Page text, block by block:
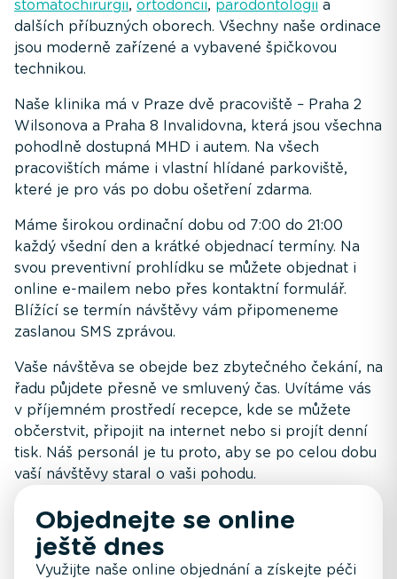
stomatochirurgii, ortodoncii, parodontologii a
dalších příbuzných oborech. Všechny naše ordinace
jsou moderně zařízené a vybavené špičkovou
technikou.
Naše klinika má v Praze dvě pracoviště – Praha 2
Wilsonova a Praha 8 Invalidovna, která jsou všechna
pohodlně dostupná MHD i autem. Na všech
pracovištích máme i vlastní hlídané parkoviště,
které je pro vás po dobu ošetření zdarma.
Máme širokou ordinační dobu od 7:00 do 21:00
každý všední den a krátké objednací termíny. Na
svou preventivní prohlídku se můžete objednat i
online e-mailem nebo přes kontaktní formulář.
Blížící se termín návštěvy vám připomeneme
zaslanou SMS zprávou.
Vaše návštěva se obejde bez zbytečného čekání, na
řadu půjdete přesně ve smluvený čas. Uvítáme vás
v příjemném prostředí recepce, kde se můžete
občerstvit, připojit na internet nebo si projít denní
tisk. Náš personál je tu proto, aby se po celou dobu
vaší návštěvy staral o vaši pohodu.
Objednejte se online
ještě dnes
Využijte naše online objednání a získejte péči